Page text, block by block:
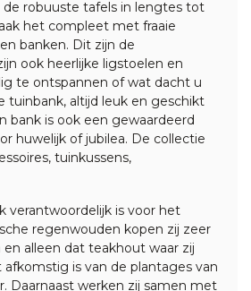
de robuuste tafels in lengtes tot
het compleet met fraaie
banken. Dit zijn de
ook heerlijke ligstoelen en
te ontspannen of wat dacht u
tuinbank, altijd leuk en geschikt
bank is ook een gewaardeerd
huwelijk of jubilea. De collectie
tuinkussens,
verantwoordelijk is voor het
regenwouden kopen zij zeer
alleen dat teakhout waar zij
afkomstig is van de plantages van
Daarnaast werken zij samen met